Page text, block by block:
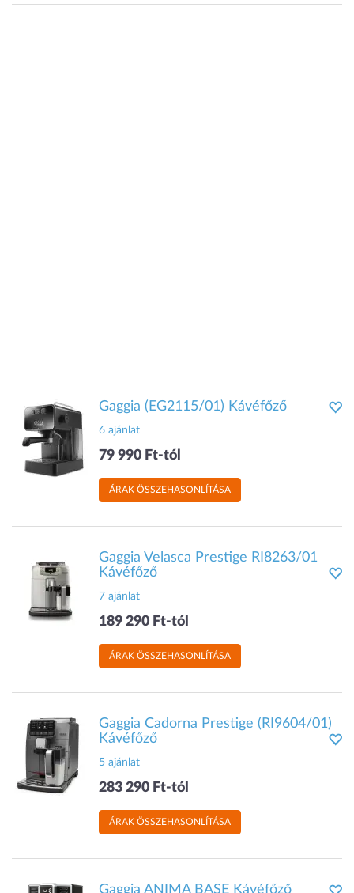
Gaggia (EG2115/01) Kávéfőző
6 ajánlat
79 990 Ft-tól
ÁRAK ÖSSZEHASONLÍTÁSA
Gaggia Velasca Prestige RI8263/01
Kávéfőző
7 ajánlat
189 290 Ft-tól
ÁRAK ÖSSZEHASONLÍTÁSA
Gaggia Cadorna Prestige (RI9604/01)
Kávéfőző
5 ajánlat
283 290 Ft-tól
ÁRAK ÖSSZEHASONLÍTÁSA
Gaggia ANIMA BASE Kávéfőző